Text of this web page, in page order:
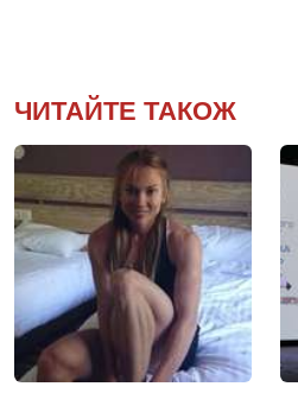
ЧИТАЙТЕ ТАКОЖ